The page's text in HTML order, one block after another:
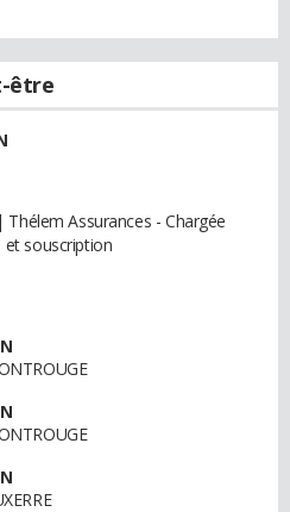
être
Assurances - Chargée
souscription